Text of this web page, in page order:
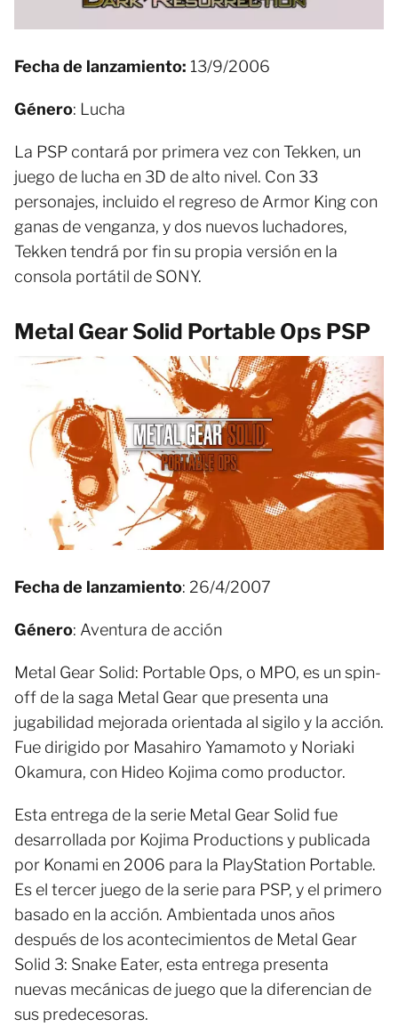
Fecha de lanzamiento: 13/9/2006
Género: Lucha
La PSP contará por primera vez con Tekken, un
juego de lucha en 3D de alto nivel. Con 33
personajes, incluido el regreso de Armor King con
ganas de venganza, y dos nuevos luchadores,
Tekken tendrá por fin su propia versión en la
consola portátil de SONY.
Metal Gear Solid Portable Ops PSP
Fecha de lanzamiento: 26/4/2007
Género: Aventura de acción
Metal Gear Solid: Portable Ops, o MPO, es un spin-
off de la saga Metal Gear que presenta una
jugabilidad mejorada orientada al sigilo y la acción.
Fue dirigido por Masahiro Yamamoto y Noriaki
Okamura, con Hideo Kojima como productor.
Esta entrega de la serie Metal Gear Solid fue
desarrollada por Kojima Productions y publicada
por Konami en 2006 para la PlayStation Portable.
Es el tercer juego de la serie para PSP, y el primero
basado en la acción. Ambientada unos años
después de los acontecimientos de Metal Gear
Solid 3: Snake Eater, esta entrega presenta
nuevas mecánicas de juego que la diferencian de
sus predecesoras.